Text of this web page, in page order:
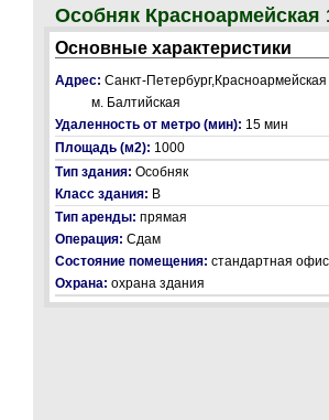
Особняк Красноармейская
Основные характеристики
Адрес: Санкт-
м. Балтийская
Удаленность от метро (мин): 15 мин
Площадь (м2): 1000
Тип здания: Особняк
Класс здания: В
Тип аренды: прямая
Операция: Сдам
Состояние помещения: стандартная
Охрана: охрана здания